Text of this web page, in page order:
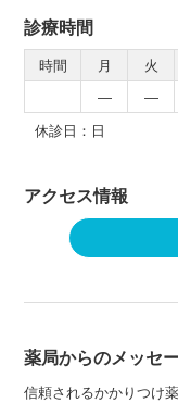
診療時間
時間 月 火
―
―
休診日：日
アクセス情報
薬局からのメッセ
信頼されるかかりつけ